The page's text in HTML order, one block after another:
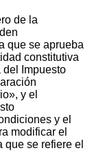
de la
que se aprueba
constitutiva
Impuesto
y el
y el
modificar el
se refiere el